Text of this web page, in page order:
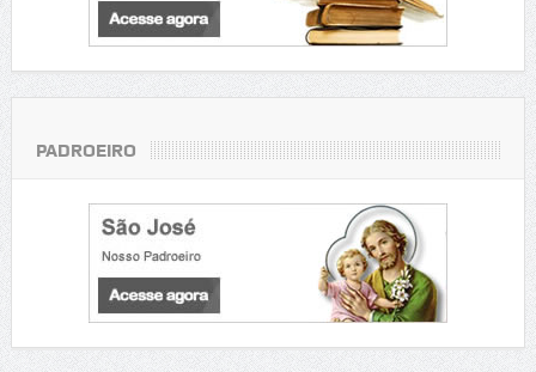
PADROEIRO